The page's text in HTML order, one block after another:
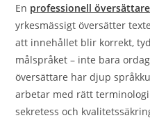
En professionell översättare
yrkesmässigt översätter
att innehållet blir korrekt,
målspråket – inte bara
översättare har djup
arbetar med rätt
sekretess och